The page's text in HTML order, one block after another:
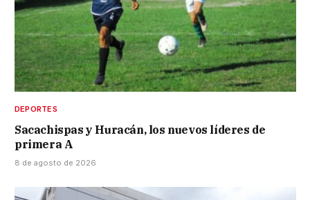
DEPORTES
Sacachispas y Huracán, los nuevos líderes de
primera A
8 de agosto de 2026